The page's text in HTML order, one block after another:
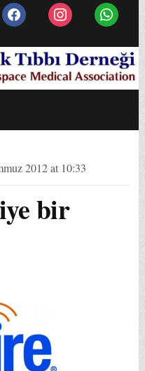
2012 at 10:33
bir